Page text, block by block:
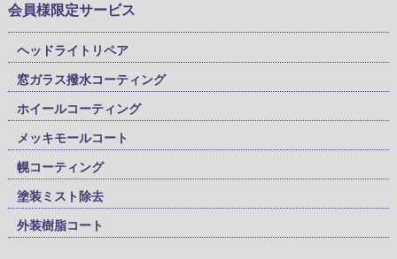
会員様限定サービス
ヘッドライトリペア
窓ガラス撥水コーティング
ホイールコーティング
メッキモールコート
幌コーティング
塗装ミスト除去
外装樹脂コート